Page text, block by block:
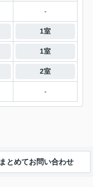
-
1室
1室
2室
-
まとめてお問い合わせ